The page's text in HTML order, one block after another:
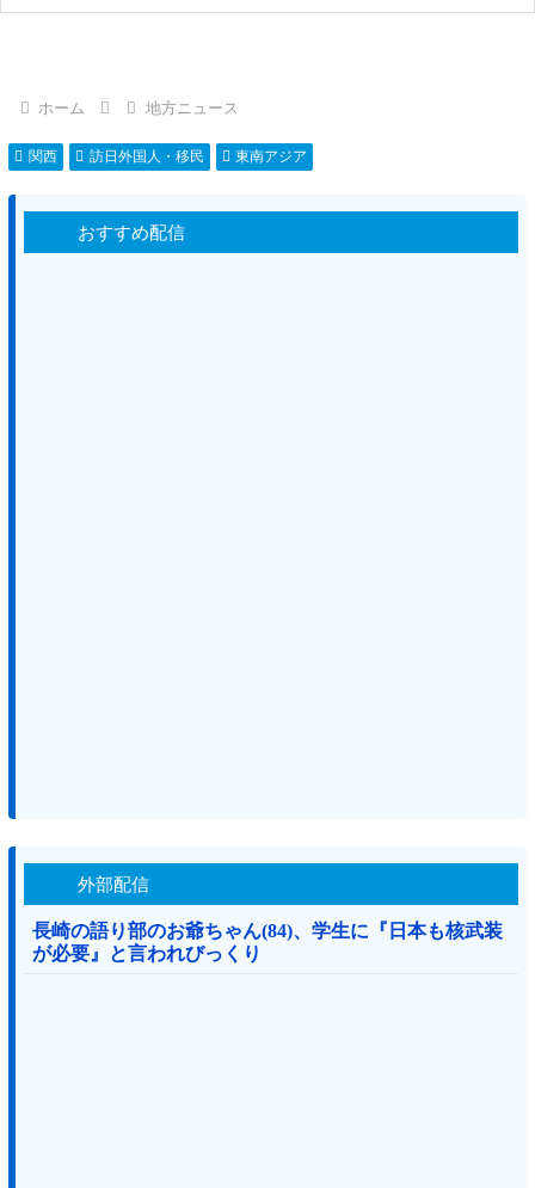
ホーム 地方ニュース
関西 訪日外国人・移民 東南アジア
おすすめ配信
外部配信
長崎の語り部のお爺ちゃん(84)、学生に『日本も核武装
が必要』と言われびっくり